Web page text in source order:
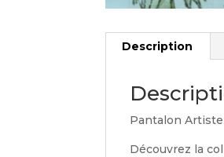
Description
Pantalon
Découvrez la